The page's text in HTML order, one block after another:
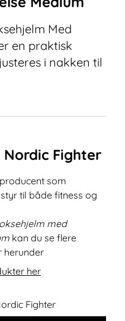
Med
en praktisk
i nakken til
Fighter
som
til både fitness og
med
kan du se flere
herunder
her
Fighter